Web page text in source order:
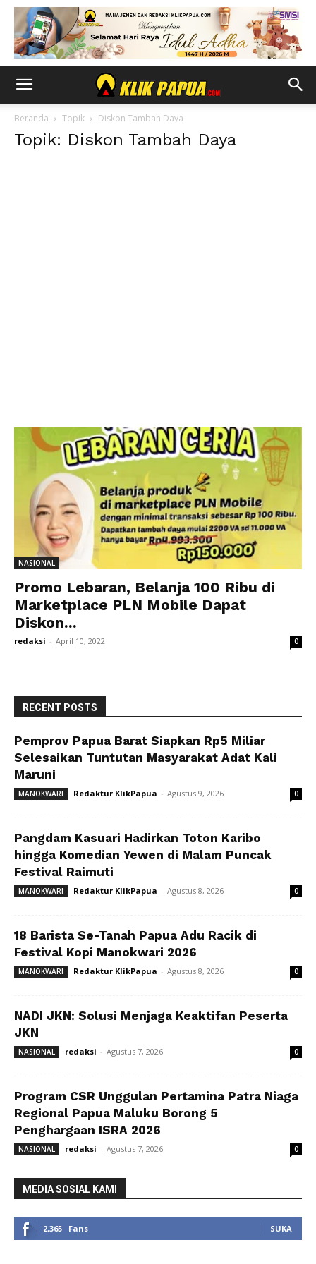
Beranda Topik Diskon Tambah Daya
Topik: Diskon Tambah Daya
NASIONAL
Promo Lebaran, Belanja 100 Ribu di
Marketplace PLN Mobile Dapat
Diskon...
redaksi - April 10, 2022 0
RECENT POSTS
Pemprov Papua Barat Siapkan Rp5 Miliar
Selesaikan Tuntutan Masyarakat Adat Kali
Maruni
MANOKWARI Redaktur KlikPapua - Agustus 9, 2026 0
Pangdam Kasuari Hadirkan Toton Karibo
hingga Komedian Yewen di Malam Puncak
Festival Raimuti
MANOKWARI Redaktur KlikPapua - Agustus 8, 2026 0
18 Barista Se-Tanah Papua Adu Racik di
Festival Kopi Manokwari 2026
MANOKWARI Redaktur KlikPapua - Agustus 8, 2026 0
NADI JKN: Solusi Menjaga Keaktifan Peserta
JKN
NASIONAL redaksi - Agustus 7, 2026 0
Program CSR Unggulan Pertamina Patra Niaga
Regional Papua Maluku Borong 5
Penghargaan ISRA 2026
NASIONAL redaksi - Agustus 7, 2026 0
MEDIA SOSIAL KAMI
2,365 Fans SUKA